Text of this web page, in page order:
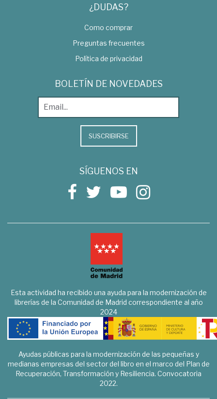
¿DUDAS?
Como comprar
Preguntas frecuentes
Política de privacidad
BOLETÍN DE NOVEDADES
SUSCRIBIRSE
SÍGUENOS EN
Esta actividad ha recibido una ayuda para la modernización de
librerías de la Comunidad de Madrid correspondiente al año
2024
Ayudas públicas para la modernización de las pequeñas y
medianas empresas del sector del libro en el marco del Plan de
Recuperación, Transformación y Resiliencia. Convocatoria
2022.